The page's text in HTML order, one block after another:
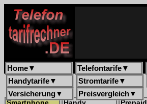
Home▼ Telefontarife▼
Handytarife▼ Stromtarife▼
Versicherung▼ Preisvergleich▼